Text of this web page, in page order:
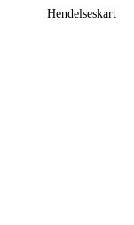
Hendelseskart